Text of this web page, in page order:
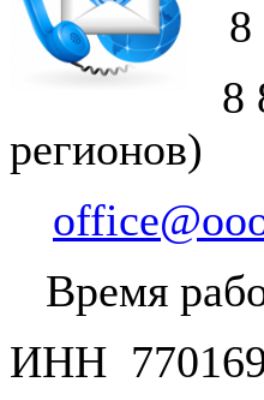
8
8
регионов)
Время
ИНН